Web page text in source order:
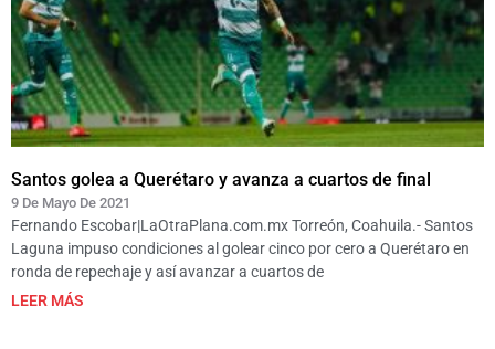
Santos golea a Querétaro y avanza a cuartos de final
9 De Mayo De 2021
Fernando Escobar|LaOtraPlana.com.mx Torreón, Coahuila.- Santos
Laguna impuso condiciones al golear cinco por cero a Querétaro en
ronda de repechaje y así avanzar a cuartos de
LEER MÁS